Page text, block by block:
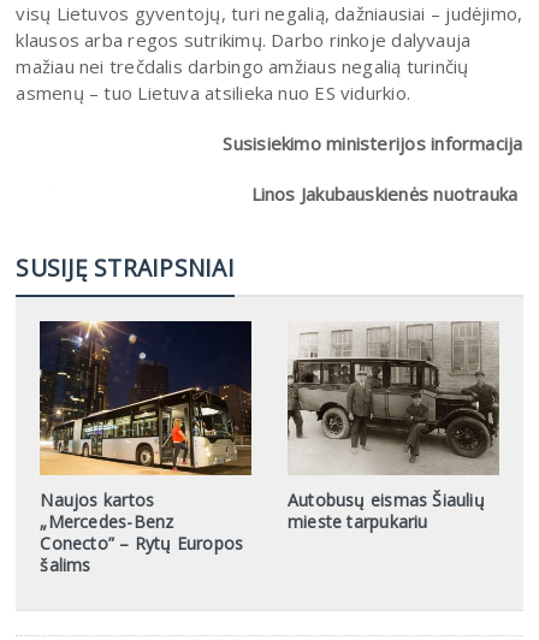
visų Lietuvos gyventojų, turi negalią, dažniausiai – judėjimo,
klausos arba regos sutrikimų. Darbo rinkoje dalyvauja
mažiau nei trečdalis darbingo amžiaus negalią turinčių
asmenų – tuo Lietuva atsilieka nuo ES vidurkio.
Susisiekimo ministerijos informacija
Linos Jakubauskienės nuotrauka
SUSIJĘ STRAIPSNIAI
Naujos kartos
„Mercedes-Benz
Conecto” – Rytų Europos
šalims
Autobusų eismas Šiaulių
mieste tarpukariu